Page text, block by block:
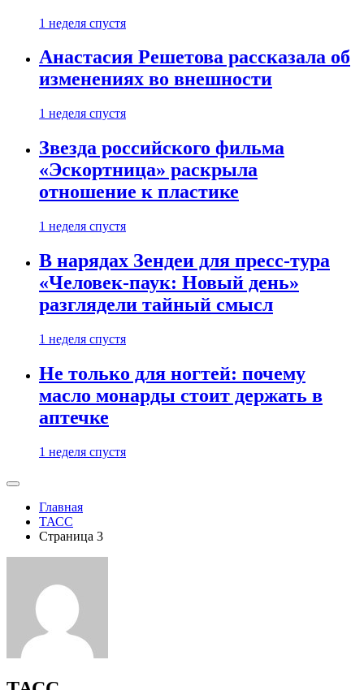
1 неделя спустя
Анастасия Решетова рассказала об
изменениях во внешности
1 неделя спустя
Звезда российского фильма
«Эскортница» раскрыла
отношение к пластике
1 неделя спустя
В нарядах Зендеи для пресс-тура
«Человек-паук: Новый день»
разглядели тайный смысл
1 неделя спустя
Не только для ногтей: почему
масло монарды стоит держать в
аптечке
1 неделя спустя
Главная
ТАСС
Страница 3